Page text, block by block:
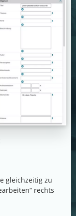
gleichzeitig zu
rechts